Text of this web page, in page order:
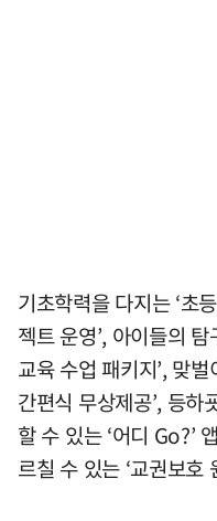
기초학력을 다지는 ‘
젝트 운영’, 아이들의
교육 수업 패키지’, 맞
간편식 무상제공’, 등하
할 수 있는 ‘어디 Go?’
르칠 수 있는 ‘교권보호